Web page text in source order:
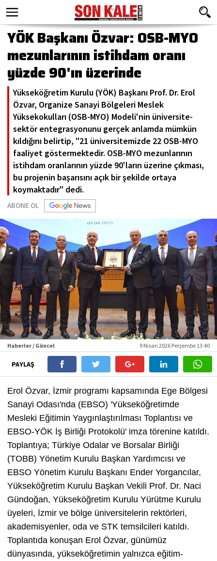
YÖK Başkanı Özvar: OSB-MYO
mezunlarının istihdam oranı
yüzde 90'ın üzerinde
Yükseköğretim Kurulu (YÖK) Başkanı Prof. Dr. Erol
Özvar, Organize Sanayi Bölgeleri Meslek
Yüksekokulları (OSB-MYO) Modeli'nin üniversite-
sektör entegrasyonunu gerçek anlamda mümkün
kıldığını belirtip, "21 üniversitemizde 22 OSB-MYO
faaliyet göstermektedir. OSB-MYO mezunlarının
istihdam oranlarının yüzde 90'ların üzerine çıkması,
bu projenin başarısını açık bir şekilde ortaya
koymaktadır" dedi.
ABONE OL
Haberler / Güncel 9 Nisan 2026 Perşembe 13:40
PAYLAŞ
Erol Özvar, İzmir programı kapsamında Ege Bölgesi
Sanayi Odası'nda (EBSO) 'Yükseköğretimde
Mesleki Eğitimin Yaygınlaştırılması Toplantısı ve
EBSO-YÖK İş Birliği Protokolü' imza törenine katıldı.
Toplantıya; Türkiye Odalar ve Borsalar Birliği
(TOBB) Yönetim Kurulu Başkan Yardımcısı ve
EBSO Yönetim Kurulu Başkanı Ender Yorgancılar,
Yükseköğretim Kurulu Başkan Vekili Prof. Dr. Naci
Gündoğan, Yükseköğretim Kurulu Yürütme Kurulu
üyeleri, İzmir ve bölge üniversitelerin rektörleri,
akademisyenler, oda ve STK temsilcileri katıldı.
Toplantıda konuşan Erol Özvar, günümüz
dünyasında, yükseköğretimin yalnızca eğitim-